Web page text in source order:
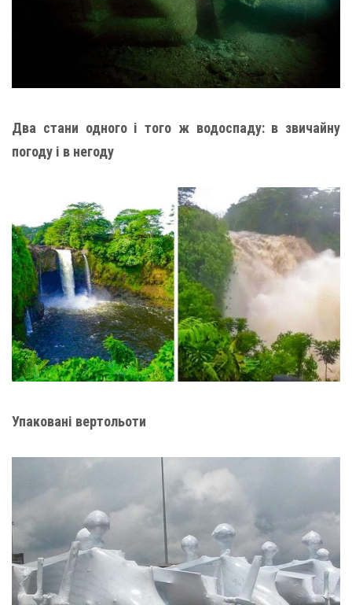
Два стани одного і того ж водоспаду: в звичайну
погоду і в негоду
Упаковані вертольоти